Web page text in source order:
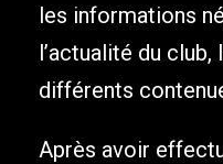
les informations
l’actualité du
différents
Après avoir